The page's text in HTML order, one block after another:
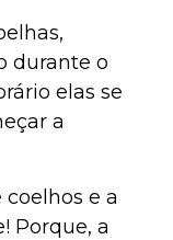
durante o
elas se
a
e a
Porque, a